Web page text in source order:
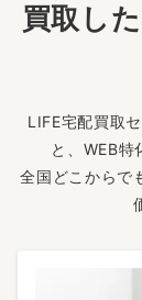
買取し
LIFE宅配買取
と、WEB特
全国どこからで